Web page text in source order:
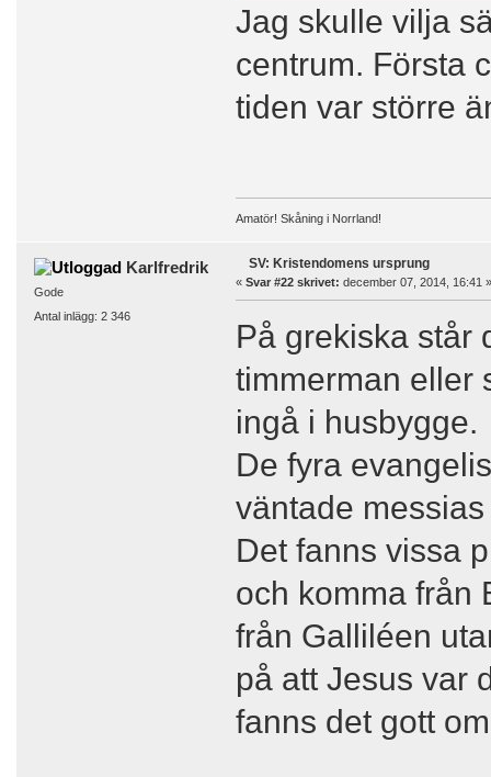
Jag skulle vilja
centrum. Första
tiden var större
Amatör! Skåning i Norrland!
Karlfredrik
Gode
Antal inlägg: 2 346
SV: Kristendomens ursprung
« Svar #22 skrivet: december 07, 2014, 16:41 »
På grekiska står
timmerman eller
ingå i husbygge.
De fyra
väntade
Det fanns vissa
och komma från
från Galliléen
på att Jesus var
fanns det gott